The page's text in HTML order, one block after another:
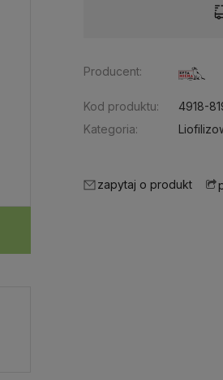
Producent:
Kod produktu:
4918-
Kategoria:
zapytaj o produkt